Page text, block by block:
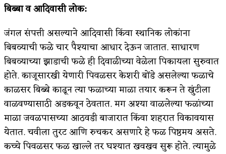
बिब्बा व आदिवासी लोक:
जंगल संपत्ती असल्याने आदिवासी किंवा स्थानिक लोकांना
बिबव्याची फळे चार पैश्याचा आधार देऊन जातात. साधारण
बिबव्याच्या झाडाची फळे ही दिवाळीच्या वेळेला पिकायला सुरुवात
होते. काजूसारखी येणारी पिवळसर केशरी बोंडे असलेल्या फळाचे
काळसर बिब्बे काढून त्या फळाच्या माळा तयार करून ते खुंटीला
वाळवण्यासाठी अडकवून ठेवतात. मग अश्या वाळलेल्या फळांच्या
माळा जवळपासच्या आठवडी बाजारात किंवा शहरात विकावयास
येतात. चवीला तुरट आणि रुचकर असणारे हे फळ पिष्ठमय असते.
कच्चे पिवळसर फळ खाल्ले तर घश्यात खवखव सुरू होते. त्यामुळे